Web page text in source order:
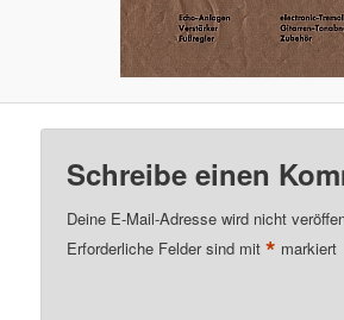
Schreibe einen
Deine E-Mail-Adresse wird nicht
Erforderliche Felder sind mit* markiert